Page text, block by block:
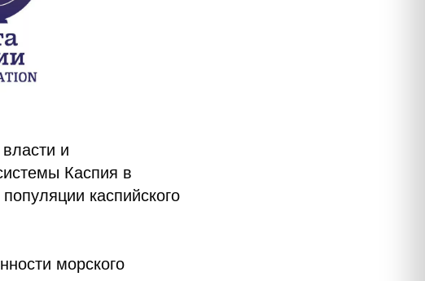
и
Каспия в
каспийского
морского